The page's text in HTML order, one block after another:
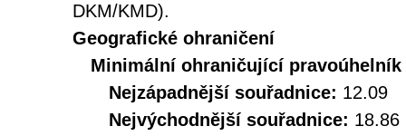
DKM/KMD).
Geografické ohraničení
Minimální ohraničující pravoúhelník
Nejzápadnější souřadnice: 12.09
Nejvýchodnější souřadnice: 18.86